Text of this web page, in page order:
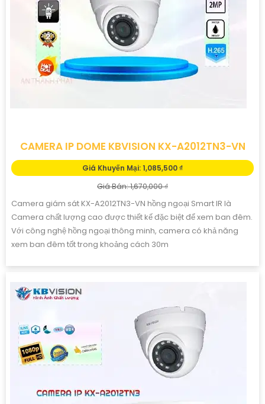
CAMERA IP DOME KBVISION KX-A2012TN3-VN
Giá Khuyến Mại: 1,085,500 ₫
Giá Bán: 1,670,000 ₫
Camera giám sát KX-A2012TN3-VN hồng ngoại Smart IR là
Camera chất lượng cao được thiết kế đặc biệt để xem ban đêm.
Với công nghệ hồng ngoại thông minh, camera có khả năng
xem ban đêm tốt trong khoảng cách 30m